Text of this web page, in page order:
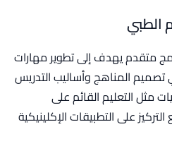
متقدم يهدف إلى تطوير مهارات
المناهج وأساليب التدريس
مثل التعليم القائم على
على التطبيقات الإكلينيكية